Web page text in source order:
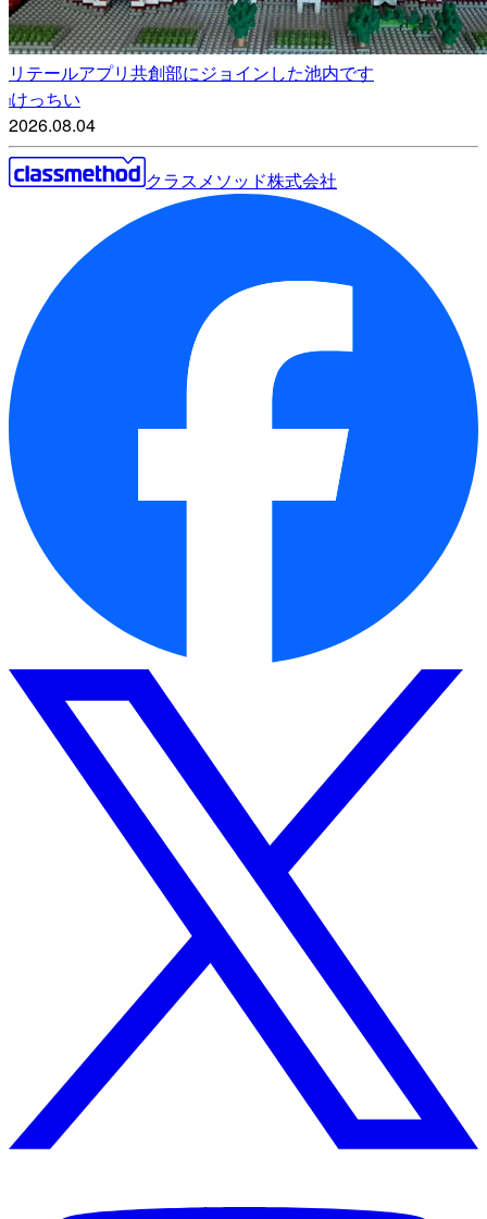
リテールアプリ共創部にジョインした池内です
iけっちい
2026.08.04
クラスメソッド株式会社